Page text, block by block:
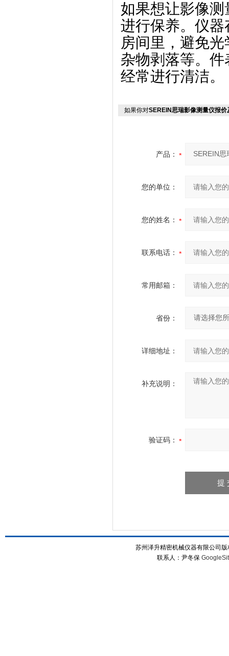
如果想让影像
进行保养。仪
房间里，避免
杂物剥落等。
经常进行清洁。
如果你对SEREIN思瑞影像测量仪报价
产品：
您的单位：
您的姓名：
联系电话：
常用邮箱：
省份：
详细地址：
补充说明：
验证码：
苏州泽升精密机械仪器有限公司
联系人：尹冬保